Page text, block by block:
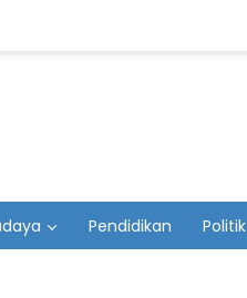
Pendidikan Politik